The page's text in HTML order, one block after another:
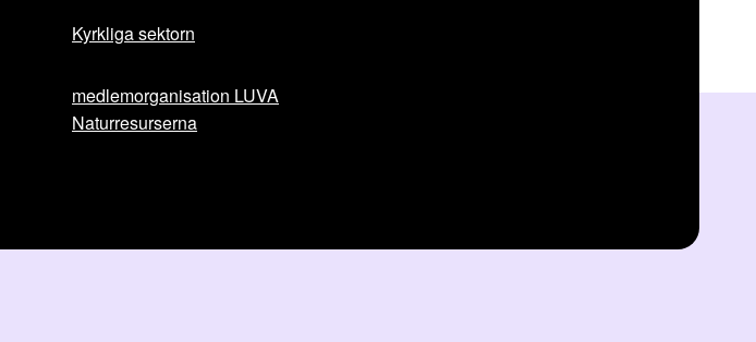
Kyrkliga sektorn
medlemorganisation LUVA
Naturresurserna